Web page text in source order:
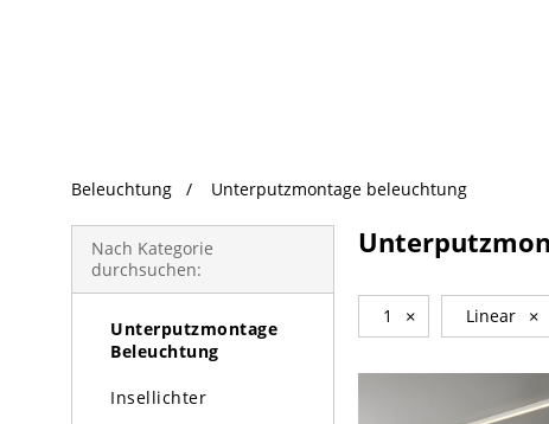
Beleuchtung Unterputzmontage beleuchtung
Nach Kategorie
durchsuchen:
Beleuchtung
Kronleuchter
Pendelleuchte
Unterputzmontage
Beleuchtung
Insellichter
1 × Linear ×